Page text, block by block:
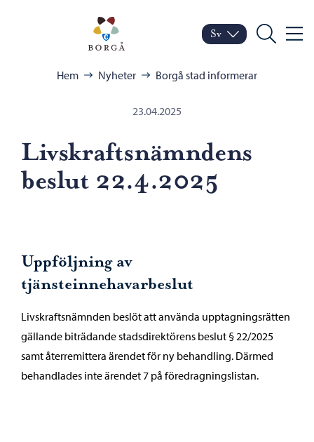
Porvoo – Gå till
Byt språk
Nuvarande språk:
Sv
Sök Meny
Bläddra:Hem Nyheter Borgå stad informerar
23.04.2025
Livskraftsnämndens
beslut 22.4.2025
Uppföljning av
tjänsteinnehavarbeslut
Livskraftsnämnden beslöt att använda upptagningsrätten
gällande biträdande stadsdirektörens beslut § 22/2025
samt återremittera ärendet för ny behandling. Därmed
behandlades inte ärendet 7 på föredragningslistan.